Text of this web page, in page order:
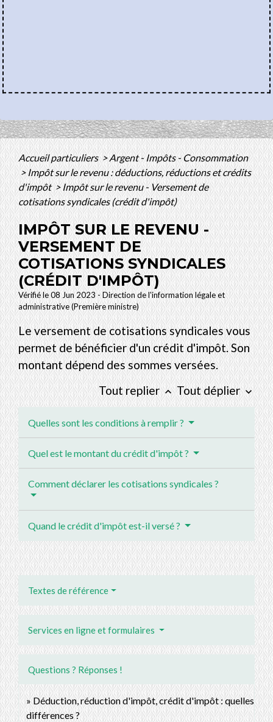
Accueil particuliers>Argent - Impôts - Consommation
>Impôt sur le revenu : déductions, réductions et crédits
d'impôt > Impôt sur le revenu - Versement de
cotisations syndicales (crédit d'impôt)
IMPÔT SUR LE REVENU -
VERSEMENT DE
COTISATIONS SYNDICALES
(CRÉDIT D'IMPÔT)
Vérifié le 08 Jun 2023 - Direction de l'information légale et
administrative (Première ministre)
Le versement de cotisations syndicales vous
permet de bénéficier d'un crédit d'impôt. Son
montant dépend des sommes versées.
Tout replier keyboard_arrow_up Tout déplier keyboard_arrow_down
Quelles sont les conditions à remplir ?
Quel est le montant du crédit d'impôt ?
Comment déclarer les cotisations syndicales ?
Quand le crédit d'impôt est-il versé ?
Textes de référence
Services en ligne et formulaires
Questions ? Réponses !
Déduction, réduction d'impôt, crédit d'impôt : quelles
différences ?